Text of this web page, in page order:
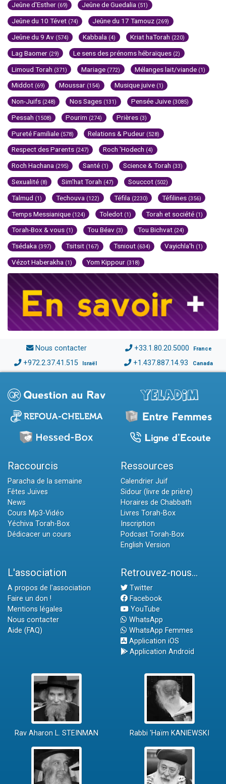
Jeûne d'Esther (69) Jeûne de Guedalia (51)
Jeûne du 10 Tévet (74) Jeûne du 17 Tamouz (269)
Jeûne du 9 Av (574) Kabbala (4) Kriat haTorah (220)
Lag Baomer (29) Le sens des prénoms hébraïques (2)
Limoud Torah (371) Mariage (772) Mélanges lait/viande (1)
Middot (69) Moussar (154) Musique juive (1)
Non-Juifs (248) Nos Sages (131) Pensée Juive (3085)
Pessah (1508) Pourim (274) Prières (3)
Pureté Familiale (578) Relations & Pudeur (528)
Respect des Parents (247) Roch 'Hodech (4)
Roch Hachana (295) Santé (1) Science & Torah (33)
Sexualité (8) Sim'hat Torah (47) Souccot (502)
Talmud (1) Techouva (122) Téfila (2230) Téfilines (356)
Temps Messianique (124) Toledot (1) Torah et société (1)
Torah-Box & vous (1) Tou Béav (3) Tou Bichvat (24)
Tsédaka (397) Tsitsit (167) Tsniout (634) Vayichla'h (1)
Vézot Haberakha (1) Yom Kippour (318)
Nous contacter +33.1.80.20.5000 France
+972.2.37.41.515 Israël +1.437.887.14.93 Canada
Raccourcis
Paracha de la semaine
Fêtes Juives
News
Cours Mp3-Vidéo
Yéchiva Torah-Box
Dédicacer un cours
Ressources
Calendrier Juif
Sidour (livre de prière)
Horaires de Chabbath
Livres Torah-Box
Inscription
Podcast Torah-Box
English Version
L'association
A propos de l'association
Faire un don !
Mentions légales
Nous contacter
Aide (FAQ)
Retrouvez-nous...
Twitter
Facebook
YouTube
WhatsApp
WhatsApp Femmes
Application iOS
Application Android
Rav Aharon L. STEINMAN Rabbi 'Haïm KANIEWSKI